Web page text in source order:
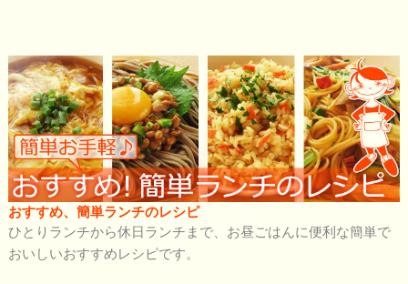
おすすめ、簡単ランチのレシピ
ひとりランチから休日ランチまで、お昼ごはんに便利な簡単で
おいしいおすすめレシピです。